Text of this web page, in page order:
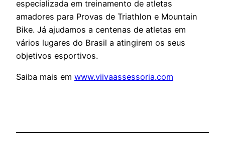
especializada em treinamento de atletas
amadores para Provas de Triathlon e Mountain
Bike. Já ajudamos a centenas de atletas em
vários lugares do Brasil a atingirem os seus
objetivos esportivos.
Saiba mais em www.viivaassessoria.com